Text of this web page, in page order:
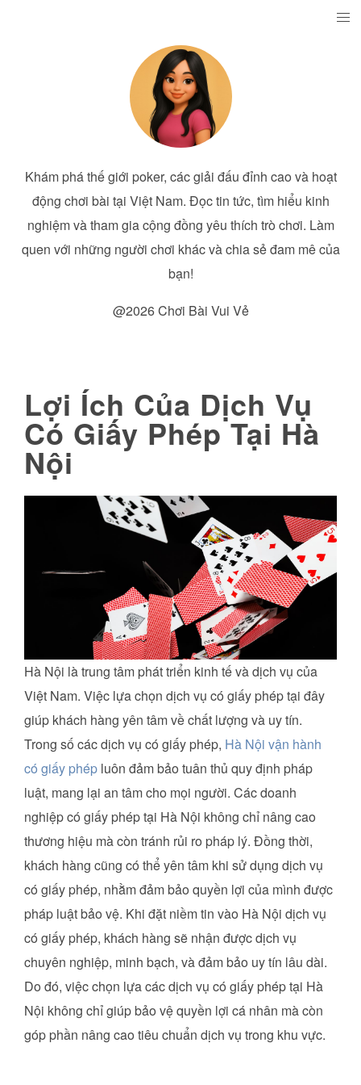
Khám phá thế giới poker, các giải đấu đỉnh cao và hoạt
động chơi bài tại Việt Nam. Đọc tin tức, tìm hiểu kinh
nghiệm và tham gia cộng đồng yêu thích trò chơi. Làm
quen với những người chơi khác và chia sẻ đam mê của
bạn!
@2026 Chơi Bài Vui Vẻ
Lợi Ích Của Dịch Vụ
Có Giấy Phép Tại Hà
Nội
Hà Nội là trung tâm phát triển kinh tế và dịch vụ của
Việt Nam. Việc lựa chọn dịch vụ có giấy phép tại đây
giúp khách hàng yên tâm về chất lượng và uy tín.
Trong số các dịch vụ có giấy phép, Hà Nội vận hành
có giấy phép luôn đảm bảo tuân thủ quy định pháp
luật, mang lại an tâm cho mọi người. Các doanh
nghiệp có giấy phép tại Hà Nội không chỉ nâng cao
thương hiệu mà còn tránh rủi ro pháp lý. Đồng thời,
khách hàng cũng có thể yên tâm khi sử dụng dịch vụ
có giấy phép, nhằm đảm bảo quyền lợi của mình được
pháp luật bảo vệ. Khi đặt niềm tin vào Hà Nội dịch vụ
có giấy phép, khách hàng sẽ nhận được dịch vụ
chuyên nghiệp, minh bạch, và đảm bảo uy tín lâu dài.
Do đó, việc chọn lựa các dịch vụ có giấy phép tại Hà
Nội không chỉ giúp bảo vệ quyền lợi cá nhân mà còn
góp phần nâng cao tiêu chuẩn dịch vụ trong khu vực.